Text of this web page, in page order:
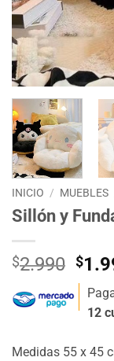
INICIO / MUEBLES
Sillón y
$2.990 El
era:
$
12
Medidas 55 x 45